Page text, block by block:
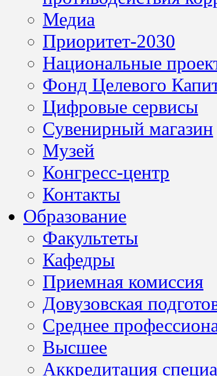
Медиа
Приоритет-2030
Национальные
Фонд Целевого
Цифровые сервисы
Сувенирный магазин
Музей
Конгресс-центр
Контакты
Образование
Факультеты
Кафедры
Приемная комиссия
Довузовская
Среднее
Высшее
Аккредитация